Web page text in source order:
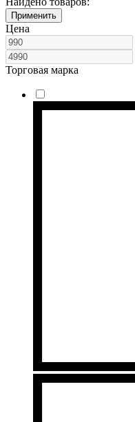
Применить
Цена
Торговая марка